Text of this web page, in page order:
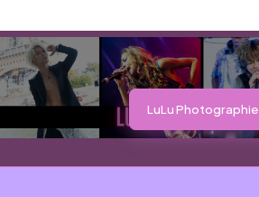
LuLu Photographie